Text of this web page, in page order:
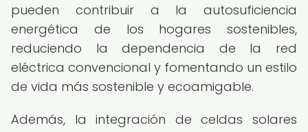
pueden contribuir a la autosuficiencia
energética de los hogares sostenibles,
reduciendo la dependencia de la red
eléctrica convencional y fomentando un estilo
de vida más sostenible y ecoamigable.
Además, la integración de celdas solares